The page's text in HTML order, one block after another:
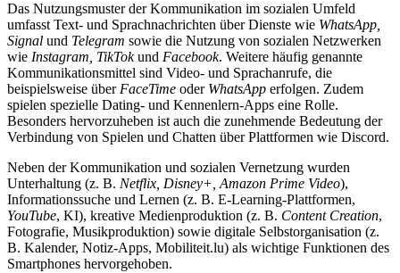
Das Nutzungsmuster der Kommunikation im sozialen Umfeld
umfasst Text- und Sprachnachrichten über Dienste wie WhatsApp,
Signal und Telegram sowie die Nutzung von sozialen Netzwerken
wie Instagram, TikTokund Facebook. Weitere häufig genannte
Kommunikationsmittel sind Video- und Sprachanrufe, die
beispielsweise über FaceTime oder WhatsApp erfolgen. Zudem
spielen spezielle Dating- und Kennenlern-Apps eine Rolle.
Besonders hervorzuheben ist auch die zunehmende Bedeutung der
Verbindung von Spielen und Chatten über Plattformen wie Discord.
Neben der Kommunikation und sozialen Vernetzung wurden
Unterhaltung (z. B. Netflix, Disney+, Amazon Prime Video),
Informationssuche und Lernen (z. B. E-Learning-Plattformen,
YouTube, KI), kreative Medienproduktion (z. B. Content Creation,
Fotografie, Musikproduktion) sowie digitale Selbstorganisation (z.
B. Kalender, Notiz-Apps, Mobiliteit.lu) als wichtige Funktionen des
Smartphones hervorgehoben.